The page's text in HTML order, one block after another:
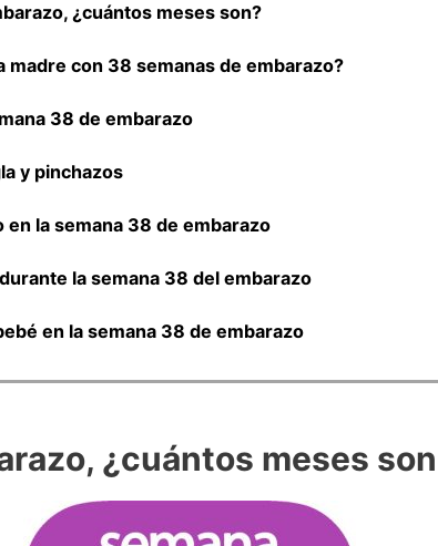
¿cuántos meses son?
madre con 38 semanas de embarazo?
38 de embarazo
y pinchazos
en la semana 38 de embarazo
la semana 38 del embarazo
en la semana 38 de embarazo
¿cuántos meses